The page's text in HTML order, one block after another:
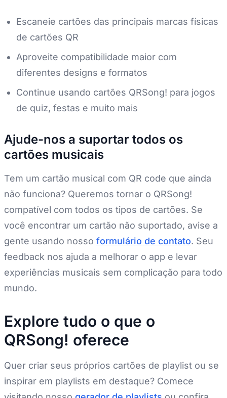
Escaneie cartões das principais marcas físicas
de cartões QR
Aproveite compatibilidade maior com
diferentes designs e formatos
Continue usando cartões QRSong! para jogos
de quiz, festas e muito mais
Ajude-nos a suportar todos os
cartões musicais
Tem um cartão musical com QR code que ainda
não funciona? Queremos tornar o QRSong!
compatível com todos os tipos de cartões. Se
você encontrar um cartão não suportado, avise a
gente usando nosso formulário de contato. Seu
feedback nos ajuda a melhorar o app e levar
experiências musicais sem complicação para todo
mundo.
Explore tudo o que o
QRSong! oferece
Quer criar seus próprios cartões de playlist ou se
inspirar em playlists em destaque? Comece